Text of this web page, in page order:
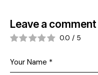
Leave a comment
0.0 / 5